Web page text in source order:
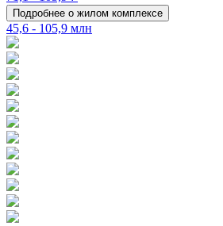
Подробнее о жилом комплексе
45,6 - 105,9 млн